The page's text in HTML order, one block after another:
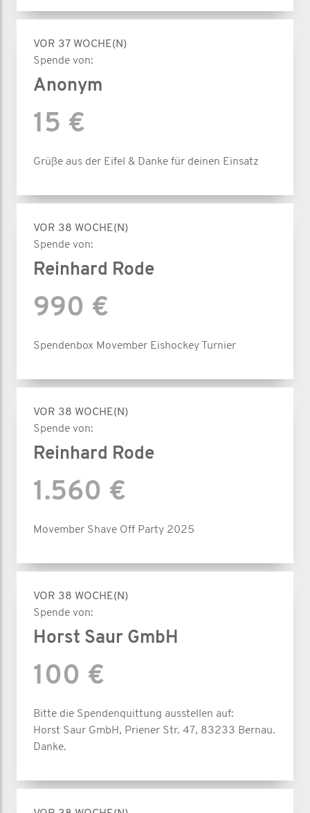
VOR 37 WOCHE(N)
Spende von:
Anonym
15 €
Grüße aus der Eifel & Danke für deinen Einsatz
VOR 38 WOCHE(N)
Spende von:
Reinhard Rode
990 €
Spendenbox Movember Eishockey Turnier
VOR 38 WOCHE(N)
Spende von:
Reinhard Rode
1.560 €
Movember Shave Off Party 2025
VOR 38 WOCHE(N)
Spende von:
Horst Saur GmbH
100 €
Bitte die Spendenquittung ausstellen auf:
Horst Saur GmbH, Priener Str. 47, 83233 Bernau.
Danke.